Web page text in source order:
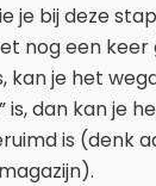
je bij deze
nog een keer
kan je het
is, dan kan je
is (denk